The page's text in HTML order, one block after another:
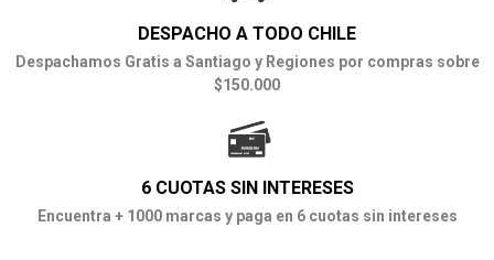
DESPACHO A TODO CHILE
Despachamos Gratis a Santiago y Regiones por compras sobre
$150.000
6 CUOTAS SIN INTERESES
Encuentra + 1000 marcas y paga en 6 cuotas sin intereses